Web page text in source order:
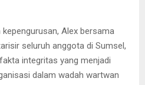
Alex bersama
seluruh anggota di Sumsel,
integritas yang menjadi
dalam wadah wartwan